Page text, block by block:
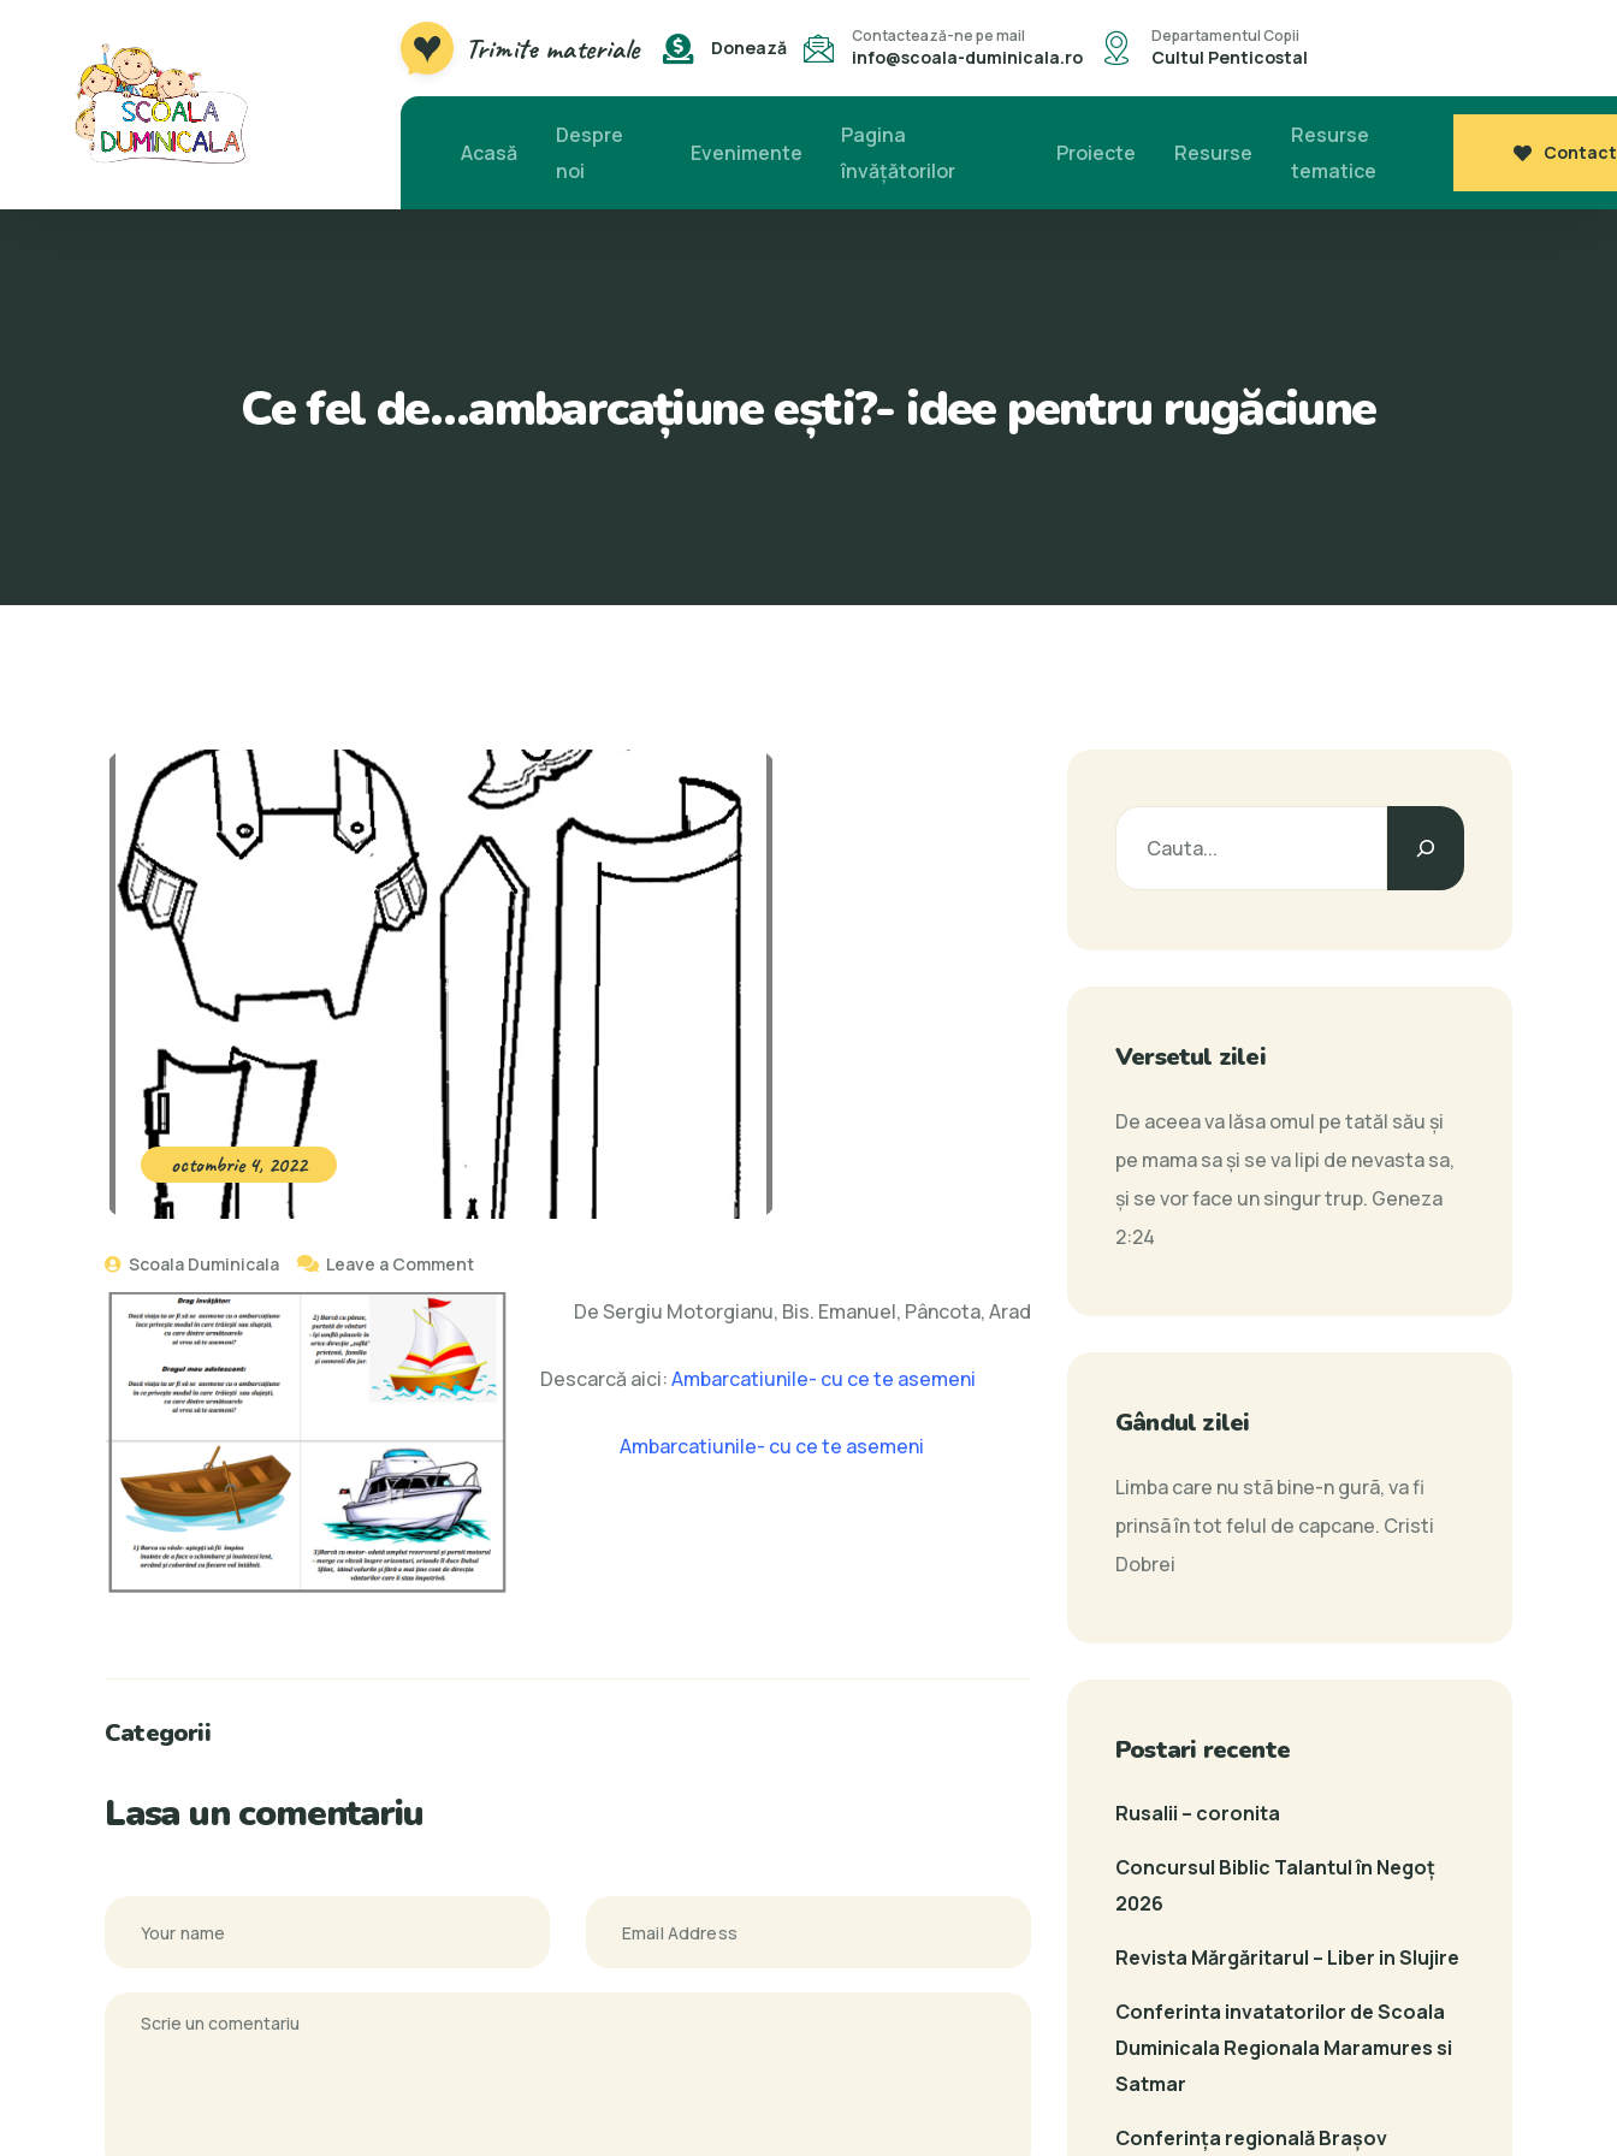
Trimite materiale Donează
Contactează-ne pe mail
info@scoala-duminicala.ro
Departamentul Copii
Cultul Penticostal
Acasă
Despre
noi
Evenimente
Pagina
învăţătorilor
Proiecte Resurse
Resurse
tematice
Contact
Ce fel de…ambarcațiune ești?- idee pentru rugăciune
octombrie 4, 2022
Scoala Duminicala Leave a Comment
De Sergiu Motorgianu, Bis. Emanuel, Pâncota, Arad
Descarcă aici:Ambarcatiunile- cu ce te asemeni
Ambarcatiunile- cu ce te asemeni
Categorii
Lasa un comentariu
Versetul zilei
De aceea va lăsa omul pe tatăl său şi
pe mama sa şi se va lipi de nevasta sa,
şi se vor face un singur trup. Geneza
2:24
Gândul zilei
Limba care nu stã bine-n gurã, va fi
prinsã în tot felul de capcane. Cristi
Dobrei
Postari recente
Rusalii – coronita
Concursul Biblic Talantul în Negoț
2026
Revista Mărgăritarul – Liber in Slujire
Conferinta invatatorilor de Scoala
Duminicala Regionala Maramures si
Satmar
Conferința regională Brașov